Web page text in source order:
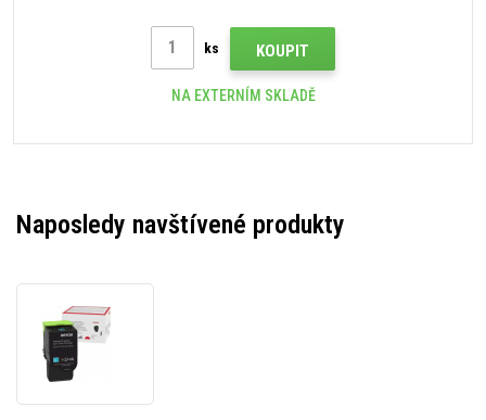
ks KOUPIT
NA EXTERNÍM SKLADĚ
Naposledy navštívené produkty
originální